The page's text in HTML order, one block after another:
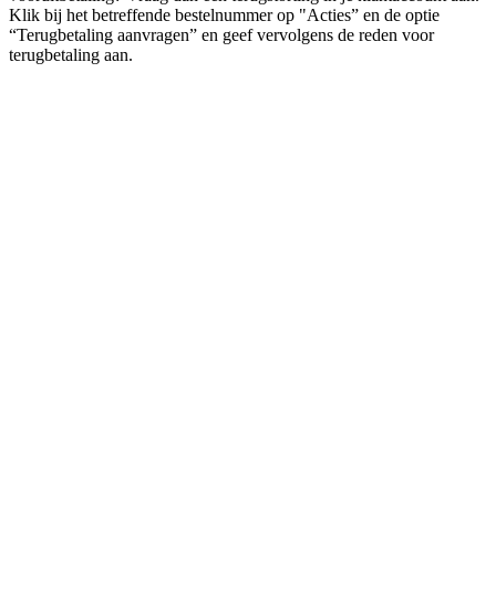
Klik bij het betreffende bestelnummer op "Acties” en de optie
“Terugbetaling aanvragen” en geef vervolgens de reden voor
terugbetaling aan.